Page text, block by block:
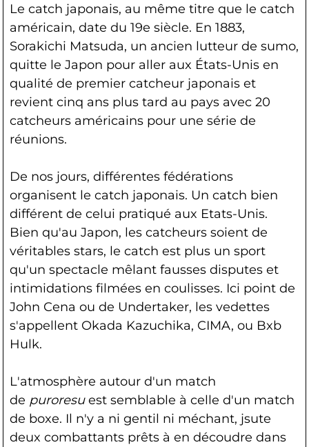
Le catch japonais, au même titre que le catch
américain, date du 19e siècle. En 1883,
Sorakichi Matsuda, un ancien lutteur de sumo,
quitte le Japon pour aller aux États-Unis en
qualité de premier catcheur japonais et
revient cinq ans plus tard au pays avec 20
catcheurs américains pour une série de
réunions.
De nos jours, différentes fédérations
organisent le catch japonais. Un catch bien
différent de celui pratiqué aux Etats-Unis.
Bien qu'au Japon, les catcheurs soient de
véritables stars, le catch est plus un sport
qu'un spectacle mêlant fausses disputes et
intimidations filmées en coulisses. Ici point de
John Cena ou de Undertaker, les vedettes
s'appellent Okada Kazuchika, CIMA, ou Bxb
Hulk.
L'atmosphère autour d'un match
de puroresuest semblable à celle d'un match
de boxe. Il n'y a ni gentil ni méchant, jsute
deux combattants prêts à en découdre dans